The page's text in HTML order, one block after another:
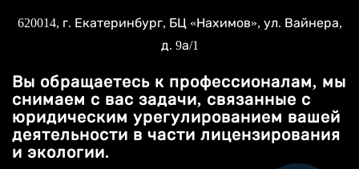
620014, г. Екатеринбург, БЦ «Нахимов», ул. Вайнера,
д. 9а/1
Вы обращаетесь к профессионалам, мы
снимаем с вас задачи, связанные с
юридическим урегулированием вашей
деятельности в части лицензирования
и экологии.